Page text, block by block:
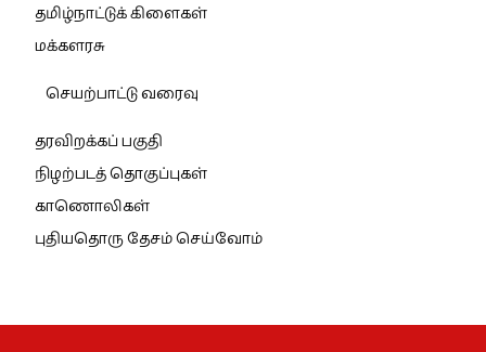
தமிழ்நாட்டுக் கிளைகள்
மக்களரசு
செயற்பாட்டு வரைவு
தரவிறக்கப் பகுதி
நிழற்படத் தொகுப்புகள்
காணொலிகள்
புதியதொரு தேசம் செய்வோம்